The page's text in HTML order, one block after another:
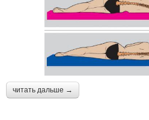
читать дальше →